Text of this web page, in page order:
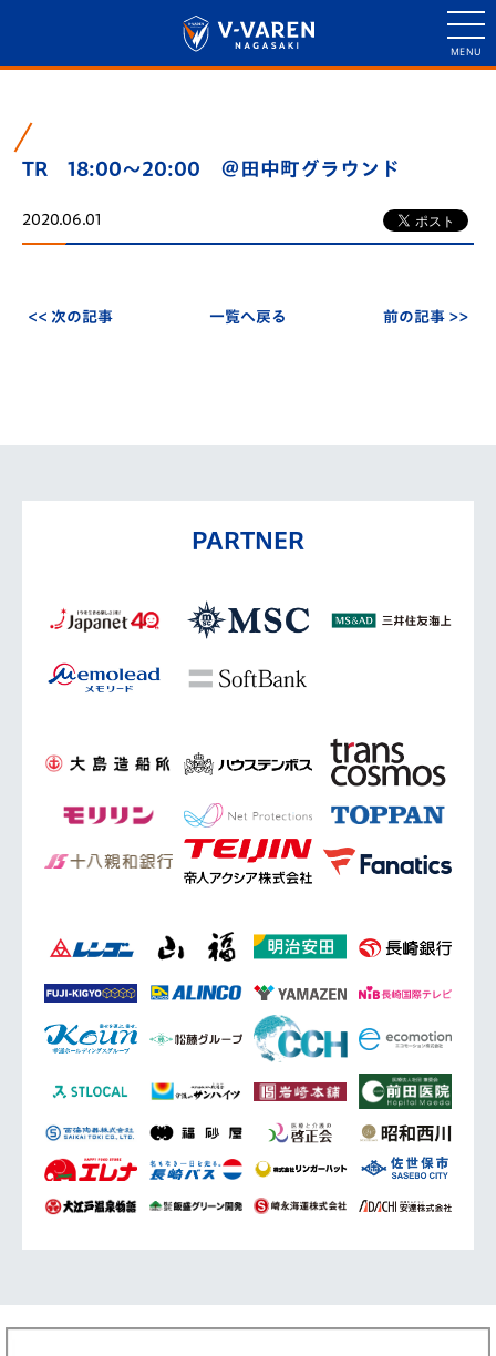
TR 18:00～20:00 ＠田中町グラウンド
2020.06.01
<< 次の記事 一覧へ戻る 前の記事 >>
PARTNER